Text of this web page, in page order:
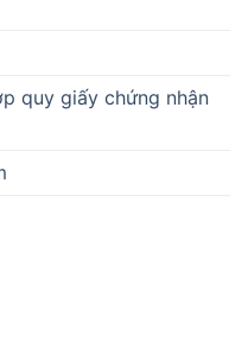
quy giấy chứng nhận